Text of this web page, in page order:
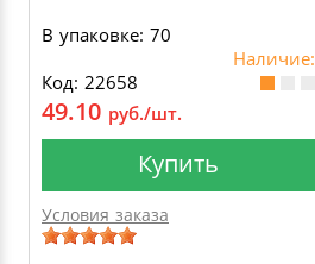
В упаковке: 70
Наличие:
Код: 22658
49.10 руб./шт.
Купить
Условия заказа